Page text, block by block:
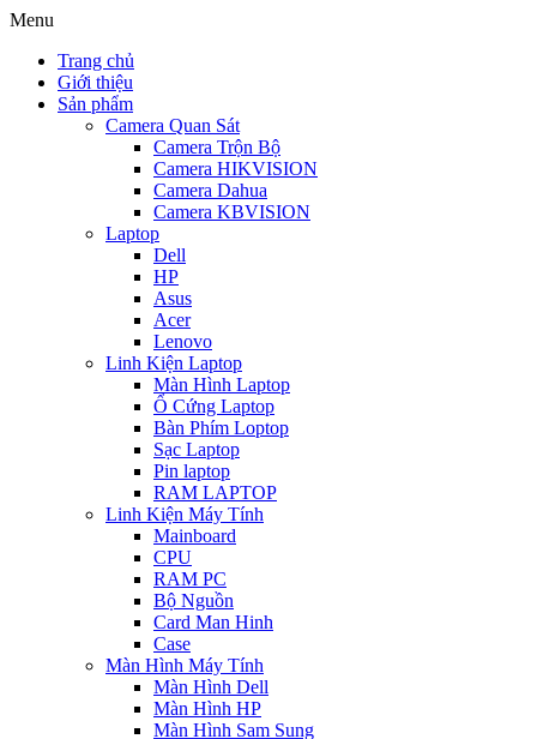
Chuyển
dung
Menu
Trang chủ
Giới thiệu
Sản phẩm
Camera Quan Sát
Camera Trộn Bộ
Camera HIKVISION
Camera Dahua
Camera KBVISION
Laptop
Dell
HP
Asus
Acer
Lenovo
Linh Kiện Laptop
Màn Hình Laptop
Ổ Cứng Laptop
Bàn Phím Loptop
Sạc Laptop
Pin laptop
RAM LAPTOP
Linh Kiện Máy Tính
Mainboard
CPU
RAM PC
Bộ Nguồn
Card Man Hinh
Case
Màn Hình Máy Tính
Màn Hình Dell
Màn Hình HP
Màn Hình Sam Sung